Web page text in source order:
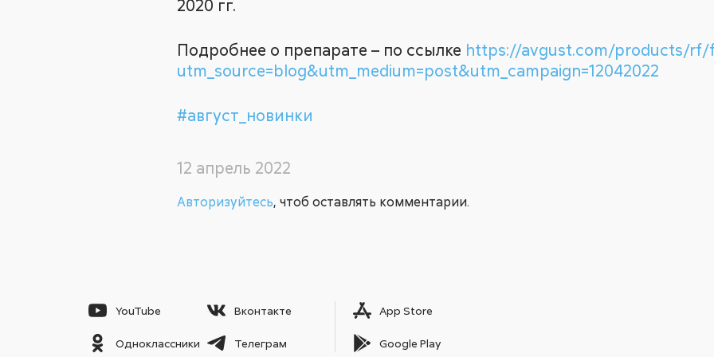
2020 гг.
Подробнее о препарате – по ссылке https://avgust.com/products/rf/
utm_source=blog&utm_medium=post&utm_campaign=12042022
#август_новинки
12 апрель 2022
Авторизуйтесь, чтоб оставлять комментарии.
YouTube Вконтакте
Одноклассники Телеграм
App Store
Google Play